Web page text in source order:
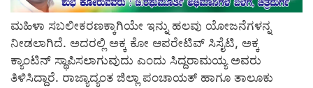
ಮಹಿಳಾ ಸಬಲೀಕರಣಕ್ಕಾಗಿಯೇ ಇನ್ನು ಹಲವು ಯೋಜನೆಗಳನ್ನ
ನೀಡಲಾಗಿದೆ. ಅದರಲ್ಲಿ ಅಕ್ಕ ಕೋ ಆಪರೇಟಿವ್ ಸಿಸೈಟಿ, ಅಕ್ಕ
ಕ್ಯಾಂಟಿನ್ ಸ್ಥಾಪಿಸಲಾಗುವುದು ಎಂದು ಸಿದ್ದರಾಮಯ್ಯ ಅವರು
ತಿಳಿಸಿದ್ದಾರೆ. ರಾಜ್ಯಾದ್ಯಂತ ಜಿಲ್ಲಾ ಪಂಚಾಯತ್ ಹಾಗೂ ತಾಲೂಕು